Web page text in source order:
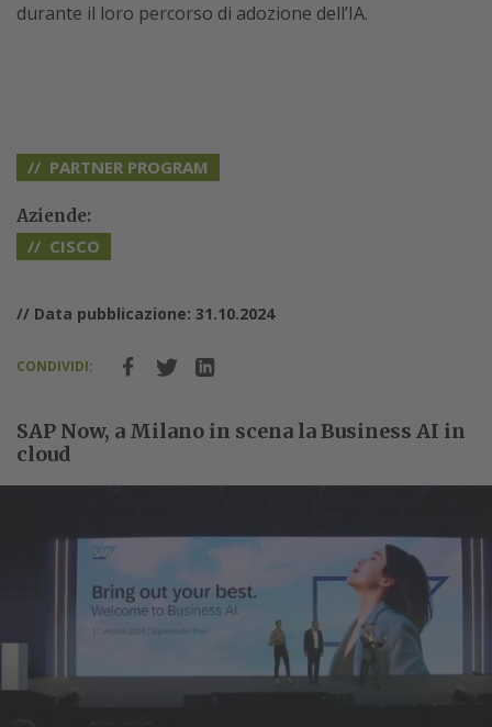
durante il loro percorso di adozione dell’IA.
PARTNER PROGRAM
Aziende:
CISCO
// Data pubblicazione: 31.10.2024
CONDIVIDI:
SAP Now, a Milano in scena la Business AI in
cloud